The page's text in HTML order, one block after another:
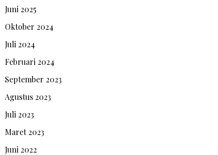
Juni 2025
Oktober 2024
Juli 2024
Februari 2024
September 2023
Agustus 2023
Juli 2023
Maret 2023
Juni 2022